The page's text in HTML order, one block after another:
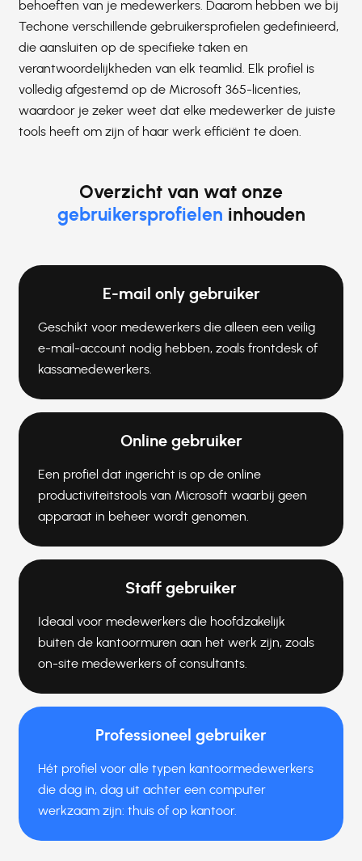
behoeften van je medewerkers. Daarom hebben we bij
Techone verschillende gebruikersprofielen gedefinieerd,
die aansluiten op de specifieke taken en
verantwoordelijkheden van elk teamlid. Elk profiel is
volledig afgestemd op de Microsoft 365-licenties,
waardoor je zeker weet dat elke medewerker de juiste
tools heeft om zijn of haar werk efficiënt te doen.
Overzicht van wat onze
gebruikersprofielen inhouden
E-mail only gebruiker
Geschikt voor medewerkers die alleen een veilig
e-mail-account nodig hebben, zoals frontdesk of
kassamedewerkers.
Online gebruiker
Een profiel dat ingericht is op de online
productiviteitstools van Microsoft waarbij geen
apparaat in beheer wordt genomen.
Staff gebruiker
Ideaal voor medewerkers die hoofdzakelijk
buiten de kantoormuren aan het werk zijn, zoals
on-site medewerkers of consultants.
Professioneel gebruiker
Hét profiel voor alle typen kantoormedewerkers
die dag in, dag uit achter een computer
werkzaam zijn: thuis of op kantoor.